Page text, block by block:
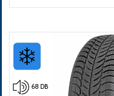
68 DB